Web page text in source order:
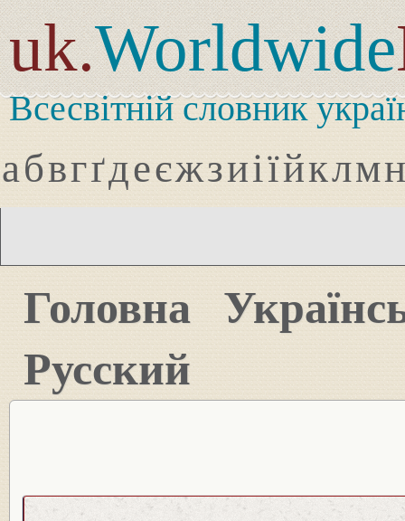
uk.Worldwide
Всесвітній словник
абвгґдеєжзиіїйклмн
Головна
Русский